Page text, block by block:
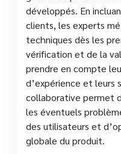
développés. En
clients, les experts
techniques dès les
vérification et de la
prendre en compte
d’expérience et leurs
collaborative permet
les éventuels
des utilisateurs et
globale du produit.